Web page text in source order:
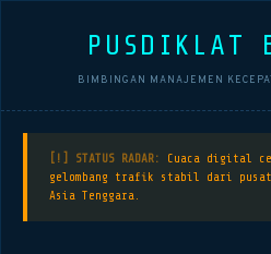
PUSDIKLAT
BIMBINGAN MANAJEMEN
[!] STATUS RADAR:
Cuaca digital
gelombang trafik stabil dari pusat
Asia Tenggara.